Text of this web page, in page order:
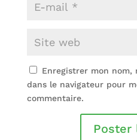
Enregistrer mon
dans le navigateur pour
commentaire.